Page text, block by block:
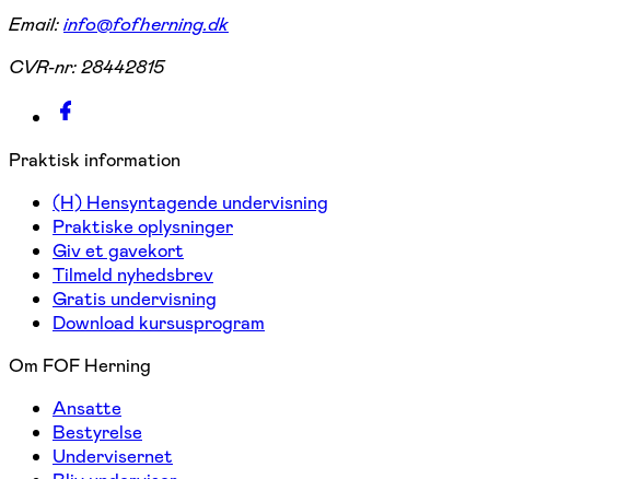
Email:info@fofherning.dk
CVR-nr:28442815
Praktisk information
(H) Hensyntagende undervisning
Praktiske oplysninger
Giv et gavekort
Tilmeld nyhedsbrev
Gratis undervisning
Download kursusprogram
Om FOF Herning
Ansatte
Bestyrelse
Undervisernet